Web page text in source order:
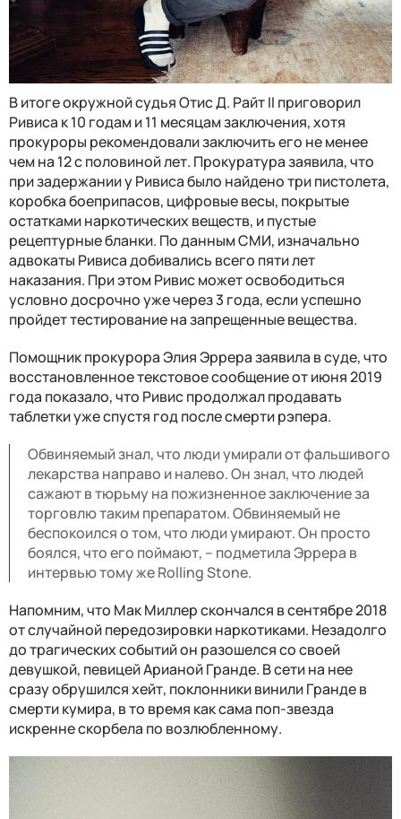
В итоге окружной судья Отис Д. Райт II приговорил
Ривиса к 10 годам и 11 месяцам заключения, хотя
прокуроры рекомендовали заключить его не менее
чем на 12 с половиной лет. Прокуратура заявила, что
при задержании у Ривиса было найдено три пистолета,
коробка боеприпасов, цифровые весы, покрытые
остатками наркотических веществ, и пустые
рецептурные бланки. По данным СМИ, изначально
адвокаты Ривиса добивались всего пяти лет
наказания. При этом Ривис может освободиться
условно досрочно уже через 3 года, если успешно
пройдет тестирование на запрещенные вещества.
Помощник прокурора Элия Эррера заявила в суде, что
восстановленное текстовое сообщение от июня 2019
года показало, что Ривис продолжал продавать
таблетки уже спустя год после смерти рэпера.
Обвиняемый знал, что люди умирали от фальшивого
лекарства направо и налево. Он знал, что людей
сажают в тюрьму на пожизненное заключение за
торговлю таким препаратом. Обвиняемый не
беспокоился о том, что люди умирают. Он просто
боялся, что его поймают, – подметила Эррера в
интервью тому же Rolling Stone.
Напомним, что Мак Миллер скончался в сентябре 2018
от случайной передозировки наркотиками. Незадолго
до трагических событий он разошелся со своей
девушкой, певицей Арианой Гранде. В сети на нее
сразу обрушился хейт, поклонники винили Гранде в
смерти кумира, в то время как сама поп-звезда
искренне скорбела по возлюбленному.